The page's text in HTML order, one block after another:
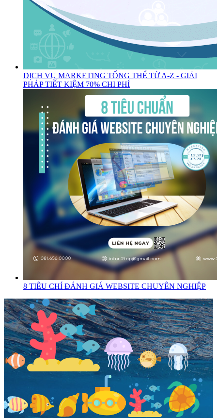
DỊCH VỤ MARKETING TỔNG THỂ TỪ A-Z - GIẢI
PHÁP TIẾT KIỆM 70% CHI PHÍ
8 TIÊU CHÍ ĐÁNH GIÁ WEBSITE CHUYÊN NGHIỆP